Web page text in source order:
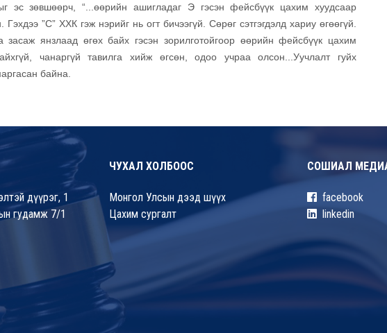
зөвшөөрч, “...өөрийн ашигладаг Э гэсэн фейсбүүк цахим хуудсаар
”С” ХХК гэж нэрийг нь огт бичээгүй. Сөрөг сэтгэгдэлд хариу өгөөгүй.
засаж янзлаад өгөх байх гэсэн зорилготойгоор өөрийн фейсбүүк цахим
чанаргүй тавилга хийж өгсөн, одоо учраа олсон...Уучлалт гуйх
байна.
дүүрэг, 1
гудамж 7/1
ЧУХАЛ ХОЛБООС
Монгол Улсын дээд шүүх
Цахим сургалт
СОШИАЛ
facebook
linkedin